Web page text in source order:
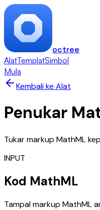
octree
AlatTemplatSimbol
Mula
Kembali ke Alat
Penukar
Tukar markup MathML
INPUT
Kod MathML
Tampal markup MathML